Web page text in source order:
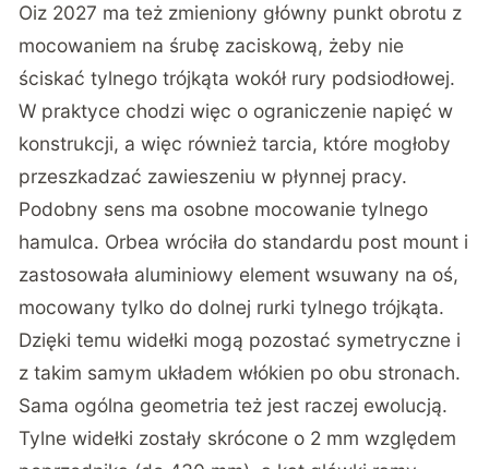
Oiz 2027 ma też zmieniony główny punkt obrotu z
mocowaniem na śrubę zaciskową, żeby nie
ściskać tylnego trójkąta wokół rury podsiodłowej.
W praktyce chodzi więc o ograniczenie napięć w
konstrukcji, a więc również tarcia, które mogłoby
przeszkadzać zawieszeniu w płynnej pracy.
Podobny sens ma osobne mocowanie tylnego
hamulca. Orbea wróciła do standardu post mount i
zastosowała aluminiowy element wsuwany na oś,
mocowany tylko do dolnej rurki tylnego trójkąta.
Dzięki temu widełki mogą pozostać symetryczne i
z takim samym układem włókien po obu stronach.
Sama ogólna geometria też jest raczej ewolucją.
Tylne widełki zostały skrócone o 2 mm względem